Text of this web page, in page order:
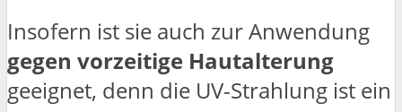
Insofern ist sie auch zur Anwendung
gegen vorzeitige Hautalterung
geeignet, denn die UV-Strahlung ist ein